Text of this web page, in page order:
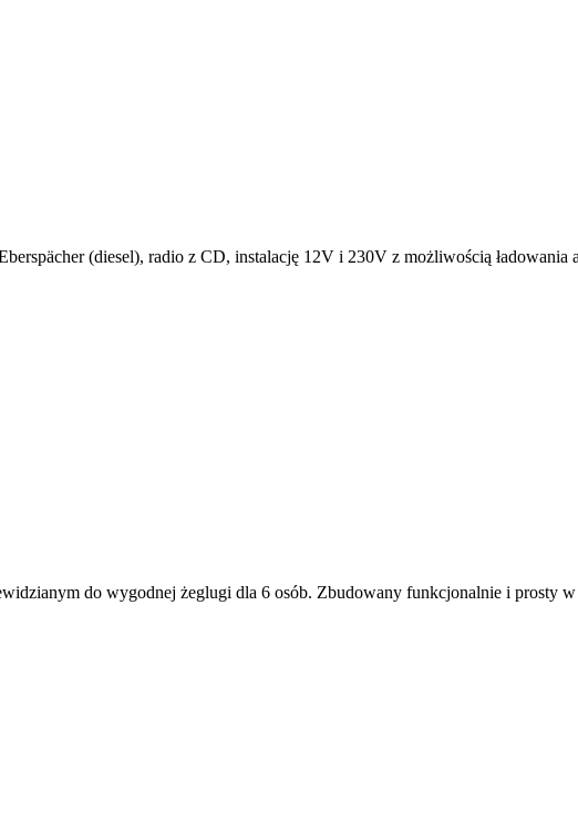
(diesel), radio z CD, instalację 12V i 230V z możliwością ładowania
do wygodnej żeglugi dla 6 osób. Zbudowany funkcjonalnie i prosty w